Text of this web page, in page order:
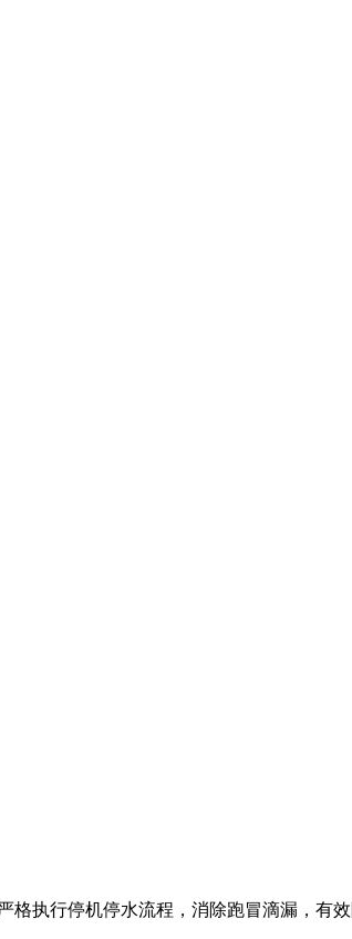
执行停机停水流程，消除跑冒滴漏，有